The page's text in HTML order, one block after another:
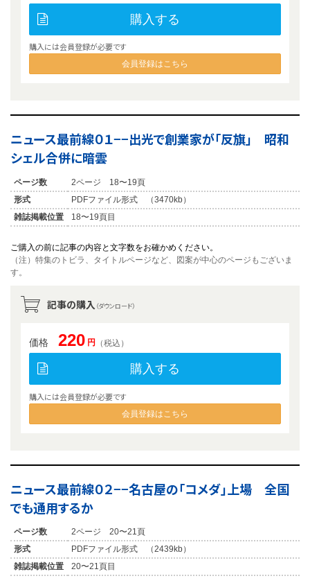
購入する
購入には会員登録が必要です
会員登録はこちら
ニュース最前線０１−−出光で創業家が「反旗」 昭和
シェル合併に暗雲
ページ数
2ページ 18〜19頁
形式
PDFファイル形式 （3470kb）
雑誌掲載位置
18〜19頁目
ご購入の前に記事の内容と文字数をお確かめください。
（注）特集のトビラ、タイトルページなど、図案が中心のページもございま
す。
記事の購入 （ダウンロード）
価格 220 円 （税込）
購入する
購入には会員登録が必要です
会員登録はこちら
ニュース最前線０２−−名古屋の「コメダ」上場 全国
でも通用するか
ページ数
2ページ 20〜21頁
形式
PDFファイル形式 （2439kb）
雑誌掲載位置
20〜21頁目